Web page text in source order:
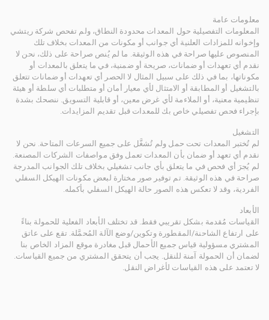
معلومات عامة
المعلومات التفصيلية حول المعدات محدودة النطاق، ولم تفحص شركة ريتشي
وإخوانه للمزادات العلنية أي جوانب أو مكونات من المعدات بخلاف تلك
المنصوص عليها صراحة في هذه الوثيقة. ما لم يُنص صراحة على ذلك، نحن لا
نقدم أي تعهدات أو ضمانات، صريحة أو ضمنية، في ما يتعلق بالمعدات أو
مكوناتها، بما في ذلك على سبيل المثال لا الحصر أي تعهدات أو ضمانات تتعلق
بالتشغيل أو المطابقة أو الامتثال لأي معيار أمان أو متطلبات أي سلطة أو هيئة
تنظيمية معنية، أو الملاءمة لأي غرض معين، أو قابلية التسويق. ننصحك بشدة
بإجراء فحص تفصيلي خاص بك للمعدات قبل تقديم المزايدات.
التشغيل
لم تُختبر المعدات تحت حمل ولم تُشغَّل على جميع السرعات المتاحة. نحن لا
نقدم أي تعهد أو ضمان بأن المعدات تعمل وفق مواصفات الشركات المصنعة.
لم يُجرَ أي فحص في ما يتعلق بأي جانب تشغيلي بخلاف تلك الجوانب المدرجة
صراحة في هذه الوثيقة. تم توفير صور مختارة لبعض مكونات الهيكل السفلي
الفردية، وقد لا تعكس هذه الصور حالة الهيكل السفلي بأكمله.
الأبعاد
القياسات مُقدمة بشكل تقريبي فقط. قد تختلف الأبعاد الفعلية للحمولة بناءً
على ارتفاع الشاحنة/المقطورة وتكوين/وضع الآلة المُحمَّلة. تقع على عاتق
المشتري مسؤولية قياس جميع الأحمال قبل مغادرة موقع المزاد الخاص بنا
لضمان أن الحمولة آمنة للنقل. يجب أن يتحقق المشتري من جميع القياسات.
لا تعتمد على هذه القياسات لأغراض النقل.